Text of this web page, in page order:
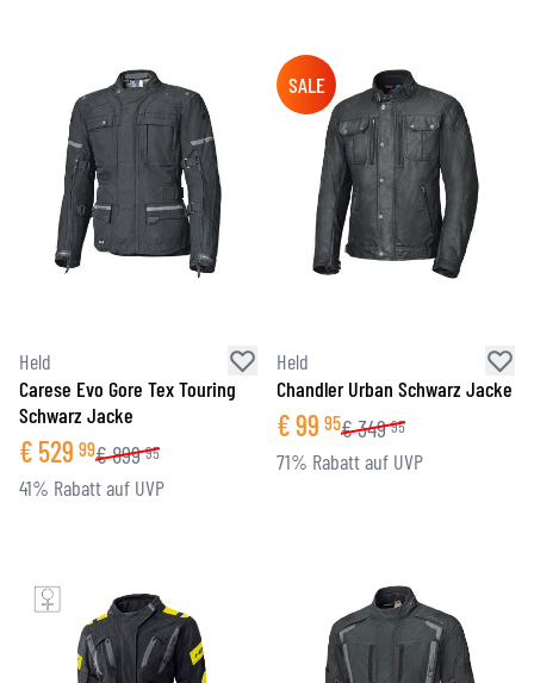
Held
Carese Evo Gore Tex Touring
Schwarz Jacke
€ 529 99€899 95
41% Rabatt auf UVP
SALE
Held
Chandler Urban Schwarz Jacke
€99 95€349 95
71% Rabatt auf UVP